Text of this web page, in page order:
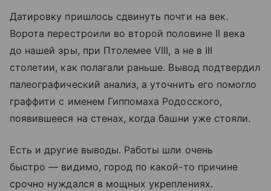
Датировку пришлось сдвинуть почти на век.
Ворота перестроили во второй половине II века
до нашей эры, при Птолемее VIII, а не в III
столетии, как полагали раньше. Вывод подтвердил
палеографический анализ, а уточнить его помогло
граффити с именем Гиппомаха Родосского,
появившееся на стенах, когда башни уже стояли.
Есть и другие выводы. Работы шли очень
быстро — видимо, город по какой-то причине
срочно нуждался в мощных укреплениях.